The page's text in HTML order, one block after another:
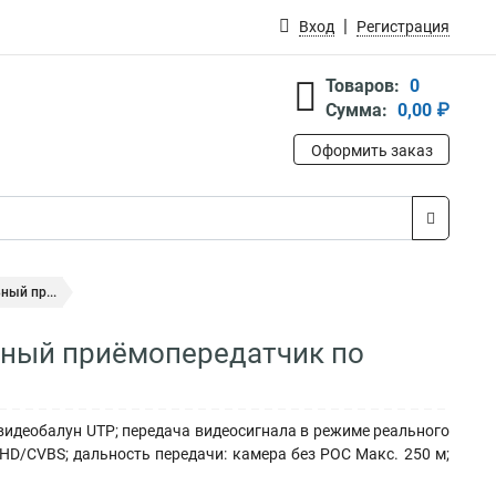
Вход Регистрация
Товаров: 0
Сумма: 0,00 ₽
Оформить заказ
пр...
приёмопередатчик по
UTP; передача видеосигнала в режиме реального
CVBS; дальность передачи: камера без POC Макс. 250 м;